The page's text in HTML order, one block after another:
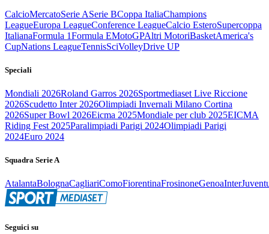
CalcioMercatoSerie ASerie BCoppa ItaliaChampions
LeagueEuropa LeagueConference LeagueCalcio EsteroSupercoppa
ItalianaFormula 1Formula EMotoGPAltri MotoriBasketAmerica's
CupNations LeagueTennisSciVolleyDrive UP
Speciali
Mondiali 2026Roland Garros 2026Sportmediaset Live Riccione
2026Scudetto Inter 2026Olimpiadi Invernali Milano Cortina
2026Super Bowl 2026Eicma 2025Mondiale per club 2025EICMA
Riding Fest 2025Paralimpiadi Parigi 2024Olimpiadi Parigi
2024Euro 2024
Squadra Serie A
AtalantaBolognaCagliariComoFiorentinaFrosinoneGenoaInter
Seguici su